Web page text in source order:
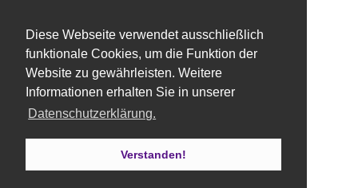
Diese Webseite verwendet ausschließlich
funktionale Cookies, um die Funktion der
Website zu gewährleisten. Weitere
Informationen erhalten Sie in unserer
Datenschutzerklärung.
Verstanden!